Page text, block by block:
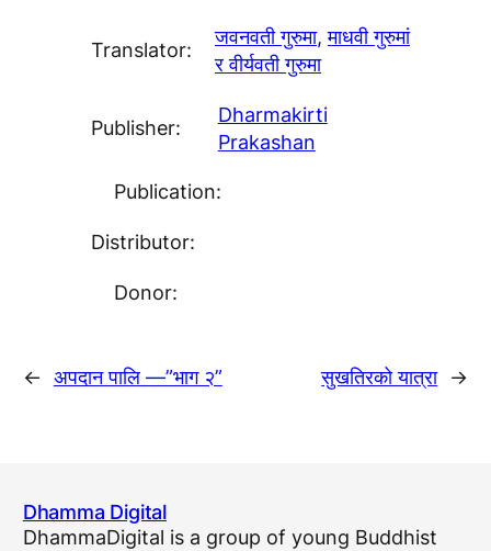
Translator:
जवनवती गुरुमा, माधवी गुरुमां
र वीर्यवती गुरुमा
Publisher:
Dharmakirti
Prakashan
Publication:
Distributor:
Donor:
← अपदान पालि —”भाग २” सुखतिरको यात्रा →
Dhamma Digital
DhammaDigital is a group of young Buddhist